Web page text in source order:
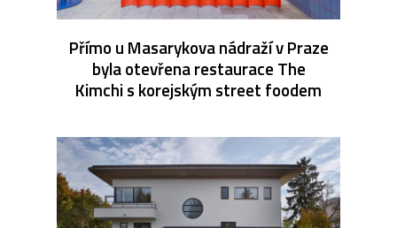
Přímo u Masarykova nádraží v Praze
byla otevřena restaurace The
Kimchi s korejským street foodem